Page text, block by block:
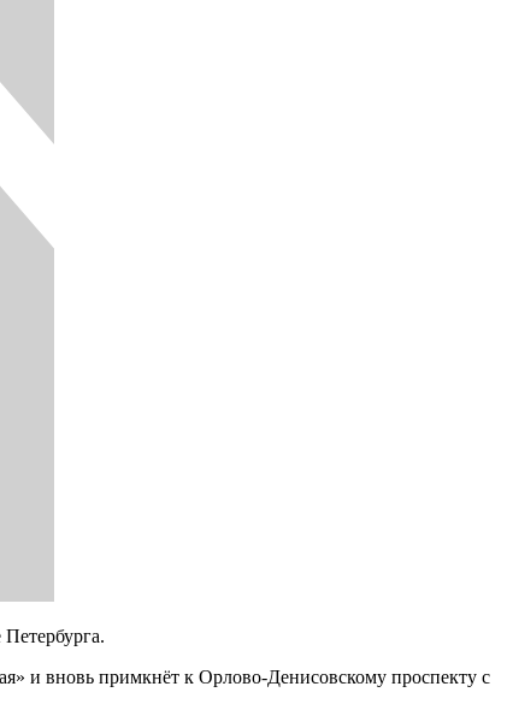
и вновь примкнёт к Орлово-Денисовскому проспекту с